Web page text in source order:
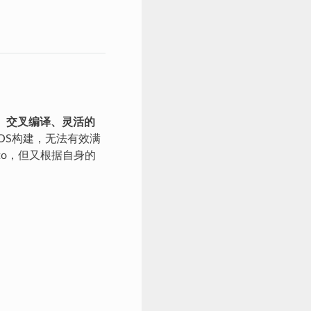
交叉编译、灵活的
构建，无法有效满
，但又根据自身的